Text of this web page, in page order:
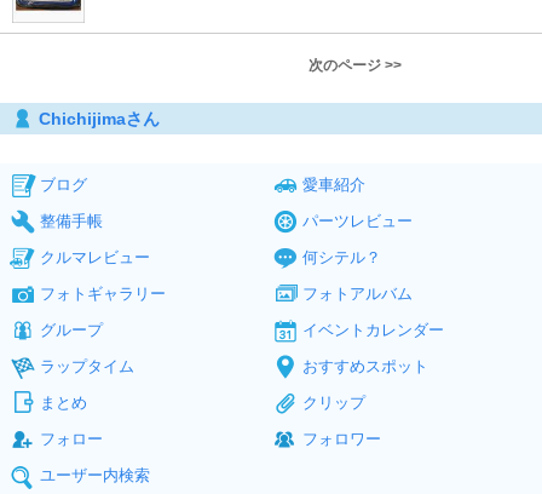
次のページ >>
Chichijimaさん
ブログ
愛車紹介
整備手帳
パーツレビュー
クルマレビュー
何シテル？
フォトギャラリー
フォトアルバム
グループ
イベントカレンダー
ラップタイム
おすすめスポット
まとめ
クリップ
フォロー
フォロワー
ユーザー内検索